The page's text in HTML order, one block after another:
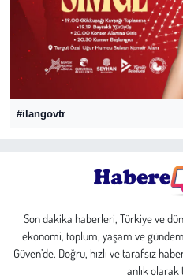
#ilangovtr
Son dakika haberleri, Türkiye ve
ekonomi, toplum, yaşam ve
Güven’de. Doğru, hızlı ve tarafsız
anlık olarak
Sağlık
Kadın
Emek
Kültür Sanat
Bilim - Teknoloji